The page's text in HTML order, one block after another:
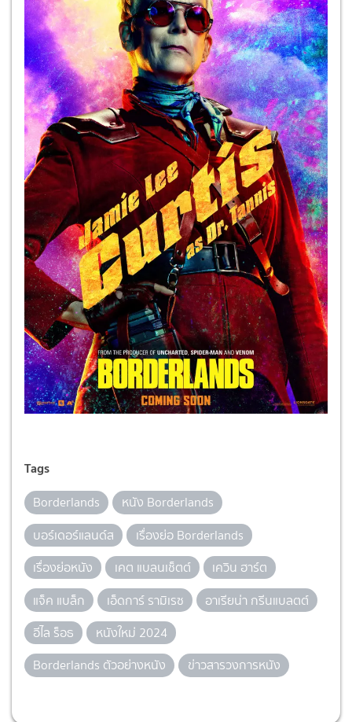
Tags
Borderlands
หนัง Borderlands
บอร์เดอร์แลนด์ส
เรื่องย่อ Borderlands
เรื่องย่อหนัง
เคต แบลนเช็ตต์
เควิน ฮาร์ต
แจ็ค แบล็ก
เอ็ดการ์ รามิเรซ
อาเรียน่า กรีนแบลตต์
อีไล ร็อธ
หนังใหม่ 2024
Borderlands ตัวอย่างหนัง
ข่าวสารวงการหนัง